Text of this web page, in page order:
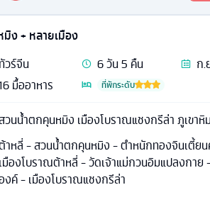
ง + หลายเมือง
ทัวร์จีน 6วัน5 คืน
ก.
มื้ออาหาร ที่พักระดับ
วนน้ำตกคุนหมิง เมืองโบราณแชงกรีล่า ภูเขาหิ
าหลี่ - สวนน้ำตกคุนหมิง - ตำหนักทองจินเตี้ย
เมืองโบราณต้าหลี่ - วัดเจ้าแม่กวนอิมแปลงกาย
งค์ - เมืองโบราณแชงกรีล่า